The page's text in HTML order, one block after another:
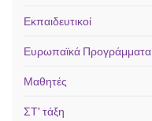
Εκπαιδευτικοί
Ευρωπαϊκά Προγράμματα
Μαθητές
ΣΤ' τάξη